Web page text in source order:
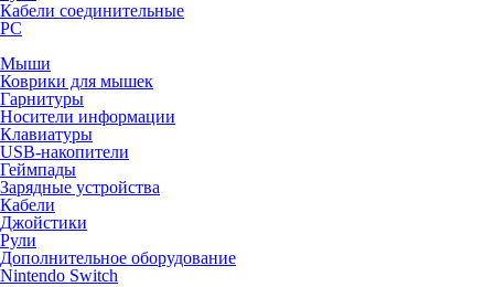
Кабели соединительные
PC
Мыши
Коврики для мышек
Гарнитуры
Носители информации
Клавиатуры
USB-накопители
Геймпады
Зарядные устройства
Кабели
Джойстики
Рули
Дополнительное оборудование
Nintendo Switch